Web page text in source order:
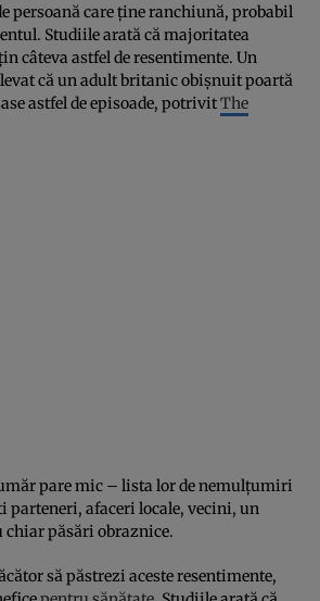
persoană care ține ranchiună, probabil
Studiile arată că majoritatea
câteva astfel de resentimente. Un
că un adult britanic obișnuit poartă
astfel de episoade, potrivitThe
pare mic – lista lor de nemulțumiri
parteneri, afaceri locale, vecini, un
chiar păsări obraznice.
să păstrezi aceste resentimente,